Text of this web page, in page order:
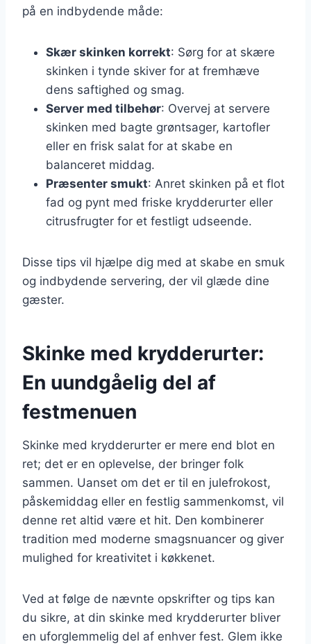
på en indbydende måde:
Skær skinken korrekt: Sørg for at skære
skinken i tynde skiver for at fremhæve
dens saftighed og smag.
Server med tilbehør: Overvej at servere
skinken med bagte grøntsager, kartofler
eller en frisk salat for at skabe en
balanceret middag.
Præsenter smukt: Anret skinken på et flot
fad og pynt med friske krydderurter eller
citrusfrugter for et festligt udseende.
Disse tips vil hjælpe dig med at skabe en smuk
og indbydende servering, der vil glæde dine
gæster.
Skinke med krydderurter:
En uundgåelig del af
festmenuen
Skinke med krydderurter er mere end blot en
ret; det er en oplevelse, der bringer folk
sammen. Uanset om det er til en julefrokost,
påskemiddag eller en festlig sammenkomst, vil
denne ret altid være et hit. Den kombinerer
tradition med moderne smagsnuancer og giver
mulighed for kreativitet i køkkenet.
Ved at følge de nævnte opskrifter og tips kan
du sikre, at din skinke med krydderurter bliver
en uforglemmelig del af enhver fest. Glem ikke